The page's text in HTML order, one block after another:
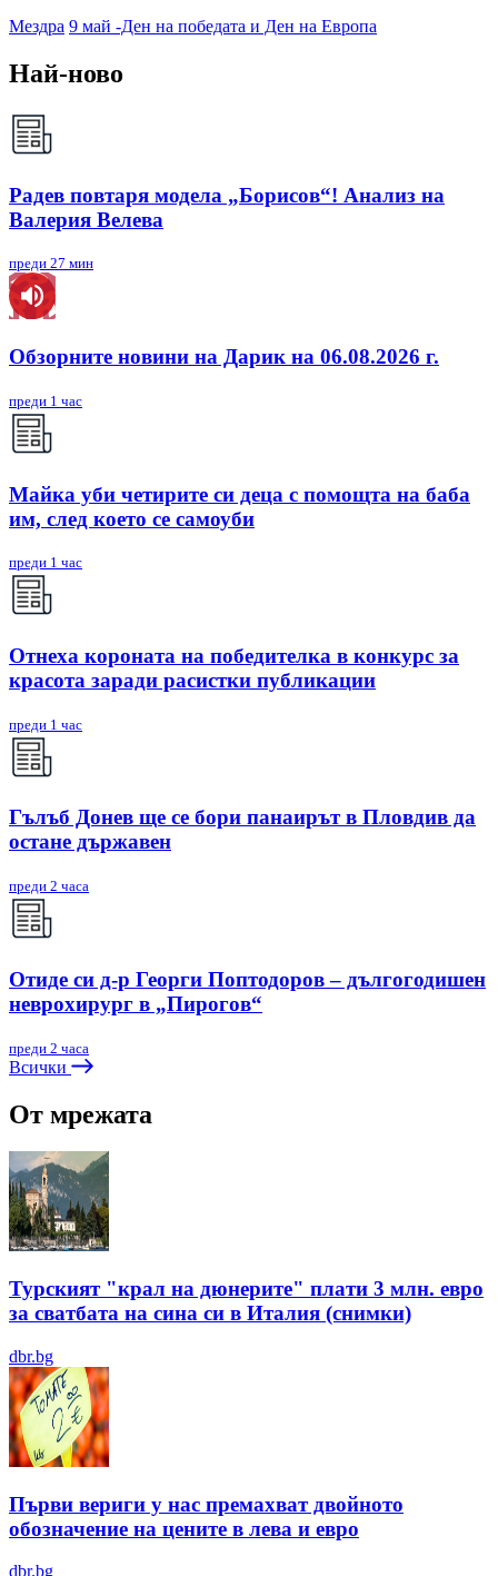
Мездра 9 май -Ден на победата и Ден на Европа
Най-ново
Радев повтаря модела „Борисов“! Анализ на
Валерия Велева
преди 27 мин
Обзорните новини на Дарик на 06.08.2026 г.
преди 1 час
Майка уби четирите си деца с помощта на баба
им, след което се самоуби
преди 1 час
Отнеха короната на победителка в конкурс за
красота заради расистки публикации
преди 1 час
Гълъб Донев ще се бори панаирът в Пловдив да
остане държавен
преди 2 часа
Отиде си д-р Георги Поптодоров – дългогодишен
неврохирург в „Пирогов“
преди 2 часа
Всички
От мрежата
Турският "крал на дюнерите" плати 3 млн. евро
за сватбата на сина си в Италия (снимки)
dbr.bg
Първи вериги у нас премахват двойното
обозначение на цените в лева и евро
dbr.bg